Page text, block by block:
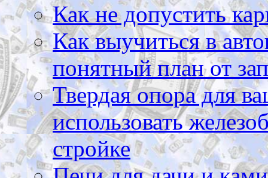
Как не допустить
Как выучиться в
понятный план от
Твердая опора для
использовать
стройке